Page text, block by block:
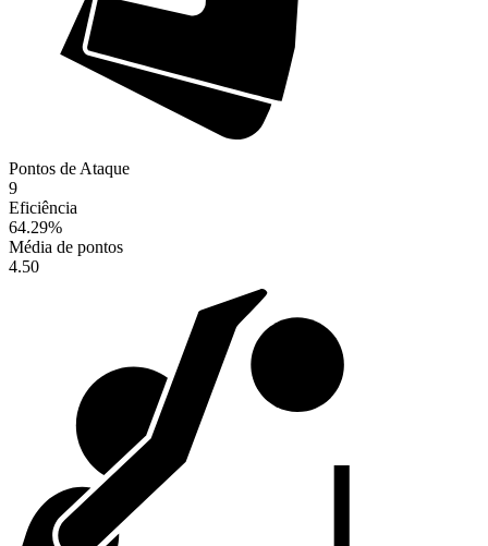
Pontos de Ataque
9
Eficiência
64.29%
Média de pontos
4.50